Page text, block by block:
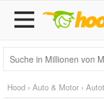
Hood › Auto & Motor ›